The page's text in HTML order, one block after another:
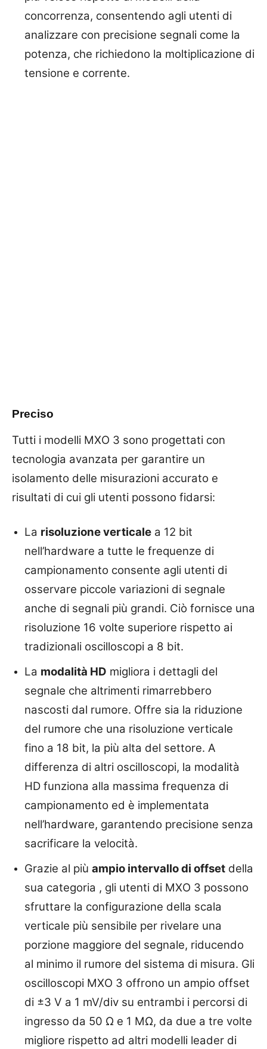
concorrenza, consentendo agli utenti di
analizzare con precisione segnali come la
potenza, che richiedono la moltiplicazione di
tensione e corrente.
Preciso
Tutti i modelli MXO 3 sono progettati con
tecnologia avanzata per garantire un
isolamento delle misurazioni accurato e
risultati di cui gli utenti possono fidarsi:
La risoluzione verticale a 12 bit
nell’hardware a tutte le frequenze di
campionamento consente agli utenti di
osservare piccole variazioni di segnale
anche di segnali più grandi. Ciò fornisce una
risoluzione 16 volte superiore rispetto ai
tradizionali oscilloscopi a 8 bit.
La modalità HD migliora i dettagli del
segnale che altrimenti rimarrebbero
nascosti dal rumore. Offre sia la riduzione
del rumore che una risoluzione verticale
fino a 18 bit, la più alta del settore. A
differenza di altri oscilloscopi, la modalità
HD funziona alla massima frequenza di
campionamento ed è implementata
nell’hardware, garantendo precisione senza
sacrificare la velocità.
Grazie al più ampio intervallo di offset della
sua categoria , gli utenti di MXO 3 possono
sfruttare la configurazione della scala
verticale più sensibile per rivelare una
porzione maggiore del segnale, riducendo
al minimo il rumore del sistema di misura. Gli
oscilloscopi MXO 3 offrono un ampio offset
di ±3 V a 1 mV/div su entrambi i percorsi di
ingresso da 50 Ω e 1 MΩ, da due a tre volte
migliore rispetto ad altri modelli leader di